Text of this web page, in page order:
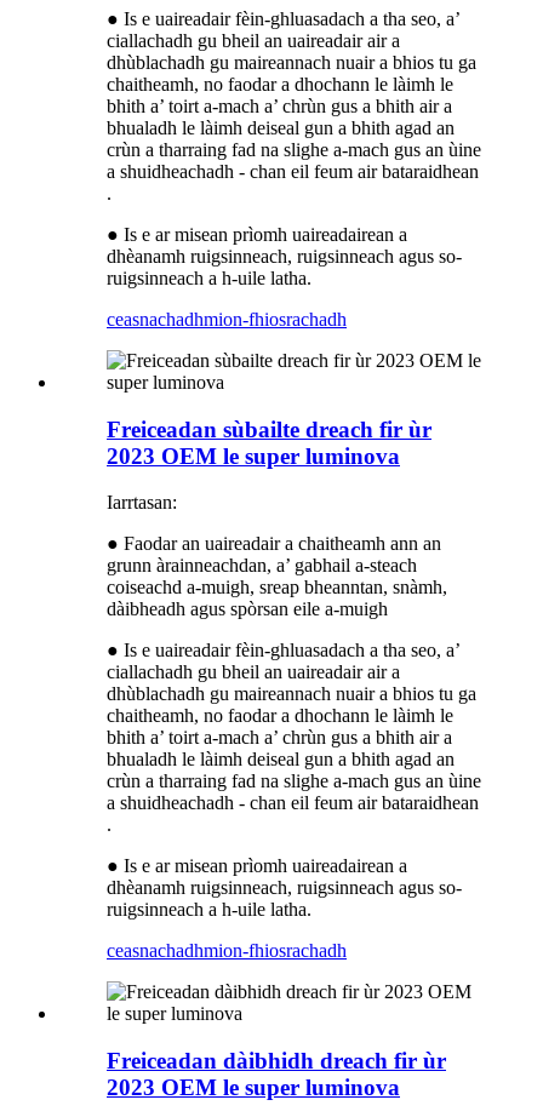
● Is e uaireadair fèin-ghluasadach a tha seo, a’
ciallachadh gu bheil an uaireadair air a
dhùblachadh gu maireannach nuair a bhios tu ga
chaitheamh, no faodar a dhochann le làimh le
bhith a’ toirt a-mach a’ chrùn gus a bhith air a
bhualadh le làimh deiseal gun a bhith agad an
crùn a tharraing fad na slighe a-mach gus an ùine
a shuidheachadh - chan eil feum air bataraidhean
.
● Is e ar misean prìomh uaireadairean a
dhèanamh ruigsinneach, ruigsinneach agus so-
ruigsinneach a h-uile latha.
ceasnachadhmion-fhiosrachadh
Freiceadan sùbailte dreach fir ùr
2023 OEM le super luminova
Iarrtasan:
● Faodar an uaireadair a chaitheamh ann an
grunn àrainneachdan, a’ gabhail a-steach
coiseachd a-muigh, sreap bheanntan, snàmh,
dàibheadh ​​​​agus spòrsan eile a-muigh
● Is e uaireadair fèin-ghluasadach a tha seo, a’
ciallachadh gu bheil an uaireadair air a
dhùblachadh gu maireannach nuair a bhios tu ga
chaitheamh, no faodar a dhochann le làimh le
bhith a’ toirt a-mach a’ chrùn gus a bhith air a
bhualadh le làimh deiseal gun a bhith agad an
crùn a tharraing fad na slighe a-mach gus an ùine
a shuidheachadh - chan eil feum air bataraidhean
.
● Is e ar misean prìomh uaireadairean a
dhèanamh ruigsinneach, ruigsinneach agus so-
ruigsinneach a h-uile latha.
ceasnachadhmion-fhiosrachadh
Freiceadan dàibhidh dreach fir ùr
2023 OEM le super luminova